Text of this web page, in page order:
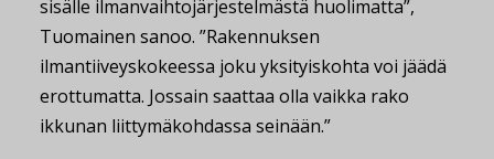
sisälle ilmanvaihtojärjestelmästä huolimatta”,
Tuomainen sanoo. ”Rakennuksen
ilmantiiveyskokeessa joku yksityiskohta voi jäädä
erottumatta. Jossain saattaa olla vaikka rako
ikkunan liittymäkohdassa seinään.”